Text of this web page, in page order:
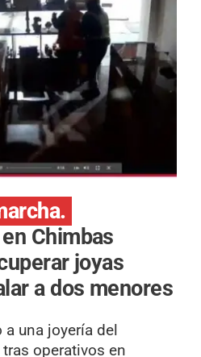
Chimbas
joyas
a dos menores
a una joyería del
operativos en